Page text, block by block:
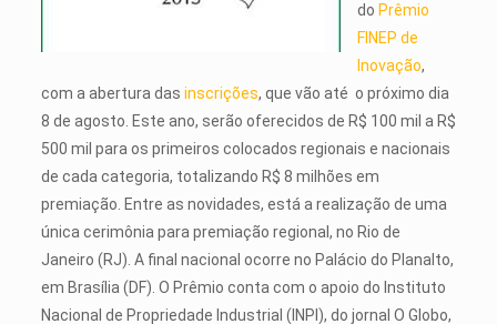
do Prêmio
FINEP de
Inovação,
com a abertura das inscrições, que vão até o próximo dia
8 de agosto. Este ano, serão oferecidos de R$ 100 mil a R$
500 mil para os primeiros colocados regionais e nacionais
de cada categoria, totalizando R$ 8 milhões em
premiação. Entre as novidades, está a realização de uma
única cerimônia para premiação regional, no Rio de
Janeiro (RJ). A final nacional ocorre no Palácio do Planalto,
em Brasília (DF). O Prêmio conta com o apoio do Instituto
Nacional de Propriedade Industrial (INPI), do jornal O Globo,